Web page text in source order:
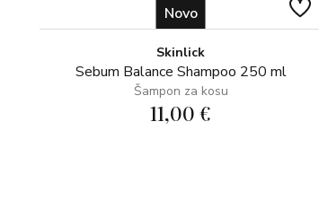
Novo
Skinlick
Sebum Balance Shampoo 250 ml
Šampon za kosu
11,00 €